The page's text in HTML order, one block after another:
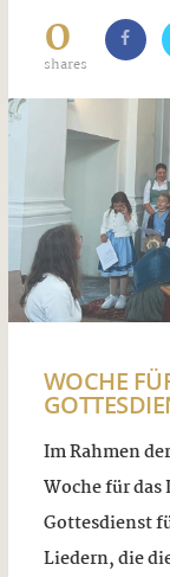
0
shares
WOCHE
Im Rahmen
Woche für das
Gottesdienst
Liedern, die